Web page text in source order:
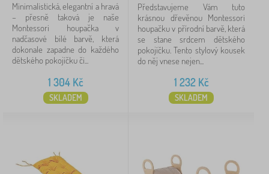
Vyhledat v rámci filtru
Dostupnost
Značky
1
Minimalistická, elegantní a hravá
– přesně taková je naše
Montessori houpačka v
nadčasové bílé barvě, která
dokonale zapadne do každého
dětského pokojíčku či...
1 304Kč
SKLADEM
Představujeme Vám tuto
krásnou dřevěnou Montessori
houpačku v přírodní barvě, která
se stane srdcem dětského
pokojíčku. Tento stylový kousek
do něj vnese nejen...
1 232Kč
SKLADEM